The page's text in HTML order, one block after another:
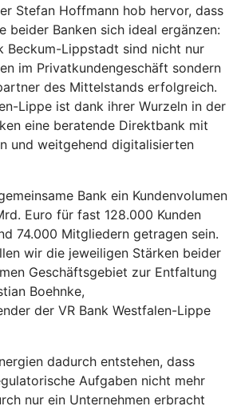
Stefan Hoffmann hob hervor, dass
beider Banken sich ideal ergänzen:
Beckum-Lippstadt sind nicht nur
im Privatkundengeschäft sondern
des Mittelstands erfolgreich.
Lippe ist dank ihrer Wurzeln in der
eine beratende Direktbank mit
und weitgehend digitalisierten
Bank ein Kundenvolumen
Euro für fast 128.000 Kunden
74.000 Mitgliedern getragen sein.
wir die jeweiligen Stärken beider
Geschäftsgebiet zur Entfaltung
Boehnke,
der VR Bank Westfalen-Lippe
dadurch entstehen, dass
Aufgaben nicht mehr
nur ein Unternehmen erbracht